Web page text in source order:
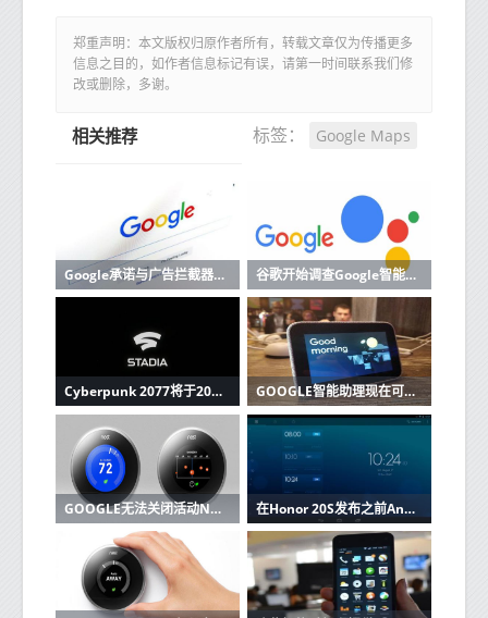
郑重声明：本文版权归原作者所有，转载文章仅为传播更多
信息之目的，如作者信息标记有误，请第一时间联系我们修
改或删除，多谢。
标签： Google Maps
相关推荐
Google承诺与广告拦截器保持良好关系 谷歌开始调查Google智能助理的泄露录音
Cyber​​punk 2077将于2020年登陆Google Stadia GOOGLE智能助理现在可以提醒其他人做您不想做的事情
GOOGLE无法关闭活动NEST相机的状态指示灯 在Honor 20S发布之前Android 10的Google Play控制台已经上市